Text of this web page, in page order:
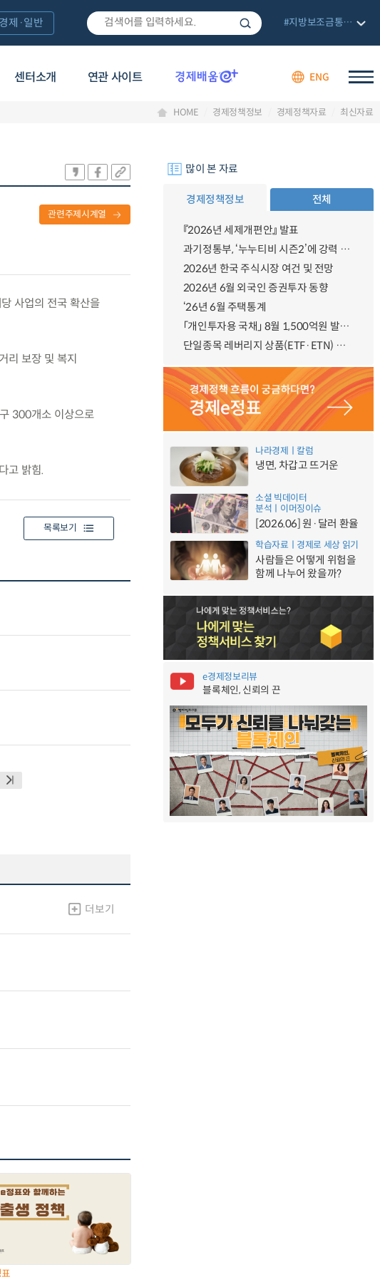
센터소개 연관 사이트 ENG
경제·일반 #지방보조금통합관리망
HOME 경제정책정보 경제정책자료 최신자료
관련주제시계열
사업의 전국 확산을
리 보장 및 복지
300개소 이상으로
고 밝힘.
목록보기
더보기
많이 본 자료
경제정책정보 전체
『2026년 세제개편안』 발표
과기정통부, ‘누누티비 시즌2’에 강력 대응 의지 밝혀
2026년 한국 주식시장 여건 및 전망
2026년 6월 외국인 증권투자 동향
‘26년 6월 주택통계
「개인투자용 국채」 8월 1,500억원 발행 예정
단일종목 레버리지 상품(ETF·ETN) 기본예탁금 강화 조기시행 방안 안내
나라경제ㅣ칼럼
냉면, 차갑고 뜨거운
소셜 빅데이터
분석ㅣ이머징이슈
[2026.06] 원·달러 환율
학습자료ㅣ경제로 세상 읽기
사람들은 어떻게 위험을
함께 나누어 왔을까?
e경제정보리뷰
블록체인, 신뢰의 끈